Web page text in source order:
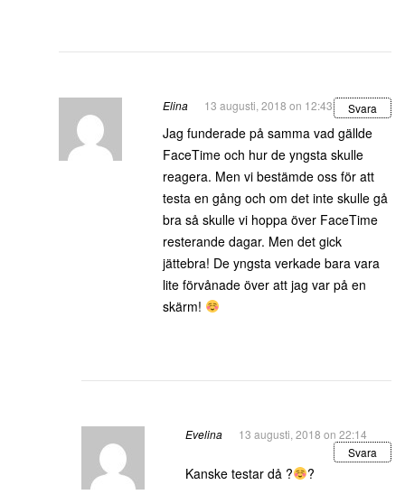
Elina 13 augusti, 2018 on 12:43 Svara
Jag funderade på samma vad gällde
FaceTime och hur de yngsta skulle
reagera. Men vi bestämde oss för att
testa en gång och om det inte skulle gå
bra så skulle vi hoppa över FaceTime
resterande dagar. Men det gick
jättebra! De yngsta verkade bara vara
lite förvånade över att jag var på en
skärm!
Evelina
13 augusti, 2018 on 22:14
Svara
Kanske testar då ? ?